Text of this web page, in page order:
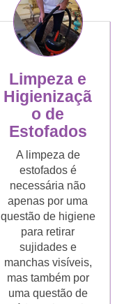
Limpeza e
Higienizaçã
o de
Estofados
A limpeza de
estofados é
necessária não
apenas por uma
questão de higiene
para retirar
sujidades e
manchas visíveis,
mas também por
uma questão de